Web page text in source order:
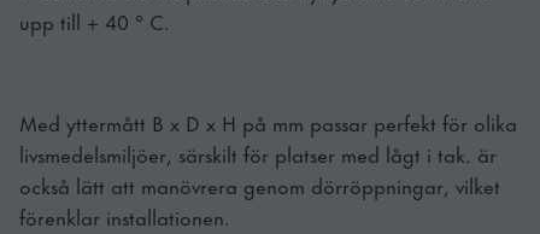
upp till + 40 ° C.
Med yttermått B x D x H på mm passar perfekt för olika
livsmedelsmiljöer, särskilt för platser med lågt i tak. är
också lätt att manövrera genom dörröppningar, vilket
förenklar installationen.